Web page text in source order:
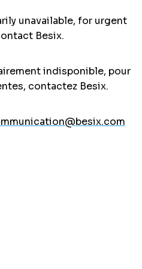
unavailable, for urgent
Besix.
indisponible, pour
contactez Besix.